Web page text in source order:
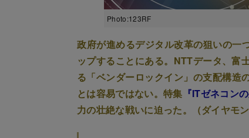
Photo:123RF
政府が進めるデジタル改革の狙いの一
ップすることにある。NTTデータ、富
る「ベンダーロックイン」の支配構造
とは容易ではない。特集 『ITゼネコン
力の壮絶な戦いに迫った。（ダイヤモ